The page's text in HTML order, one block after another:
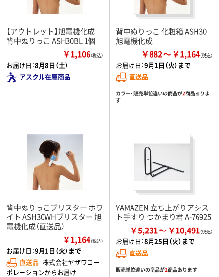
【アウトレット】旭電機化成
背中ぬりっこ ASH30BL 1個
￥1,106（税込）
お届け日：8月8日（土）
アスクル在庫商品
背中ぬりっこ 化粧箱 ASH30
旭電機化成
￥882 ￥1,164
お届け日：9月1日（火）まで
直送品
カラー・販売単位違いの商品が2商品ありま
す
背中ぬりっこブリスター ホワ
イト ASH30WHブリスター 旭
電機化成（直送品）
￥1,164（税込）
お届け日：9月1日（火）まで
直送品 株式会社ヤザワコー
ポレーションからお届け
YAMAZEN 立ち上がりアシス
ト手すり つかまり君 A-76925
￥5,231 ￥10,491
お届け日：8月25日（火）まで
直送品
販売単位違いの商品が2商品あります